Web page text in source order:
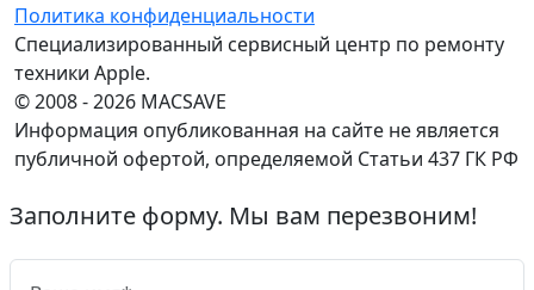
Политика конфиденциальности
Специализированный сервисный центр по ремонту
техники Apple.
© 2008 - 2026 MACSAVE
Информация опубликованная на сайте не является
публичной офертой, определяемой Статьи 437 ГК РФ
Заполните форму. Мы вам перезвоним!